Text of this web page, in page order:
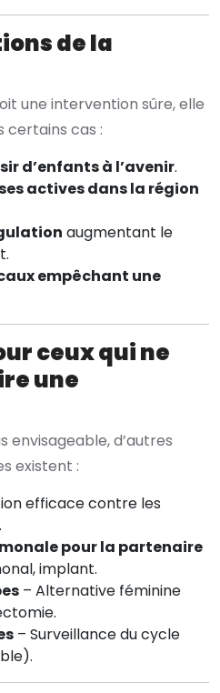
de la
une intervention sûre, elle
certains cas :
d’enfants à l’avenir.
actives dans la région
augmentant le
empêchant une
ceux qui ne
une
envisageable, d’autres
existent :
efficace contre les
pour la partenaire
implant.
– Alternative féminine
– Surveillance du cycle